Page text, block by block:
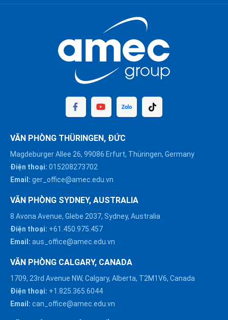
VĂN PHÒNG THÜRINGEN, ĐỨC
Magdeburger Allee 26, 99086 Erfurt, Thüringen, Germany
Điện thoại: 015208273702
Email: ger_office@amec.edu.vn
VĂN PHÒNG SYDNEY, AUSTRALIA
8 Avona Avenue, Glebe 2037, Sydney, Australia
Điện thoại: +61.450.975.457
Email: aus_office@amec.edu.vn
VĂN PHÒNG CALGARY, CANADA
1709, 23rd Avenue NW, Calgary, Alberta, T2M1V6, Canada
Điện thoại: +1.825.365.6044
Email: can_office@amec.edu.vn